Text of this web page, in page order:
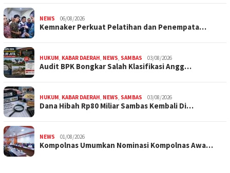
NEWS 06/08/2026
Kemnaker Perkuat Pelatihan dan Penempata…
HUKUM, KABAR DAERAH, NEWS, SAMBAS 03/08/2026
Audit BPK Bongkar Salah Klasifikasi Angg…
HUKUM, KABAR DAERAH, NEWS, SAMBAS 03/08/2026
Dana Hibah Rp80 Miliar Sambas Kembali Di…
NEWS 01/08/2026
Kompolnas Umumkan Nominasi Kompolnas Awa…